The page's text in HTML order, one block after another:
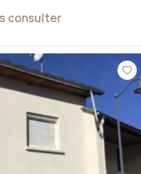
consulter
LE BIEN